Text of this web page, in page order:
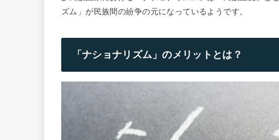
ズム」が民族間の紛争の元になっているようです。
「ナショナリズム」のメリットとは？